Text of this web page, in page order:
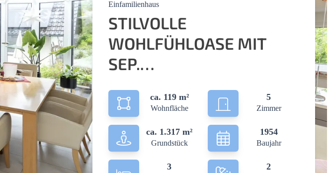
Einfamilienhaus
STILVOLLE
WOHLFÜHLOASE MIT
SEP.
35 QM) UND
TRAUMGARTEN
ca. 119 m²
Wohnfläche
5
Zimmer
ca. 1.317 m²
Grundstück
1954
Baujahr
3 2